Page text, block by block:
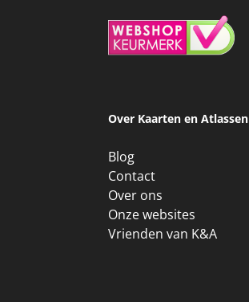
Over Kaarten en Atlassen
Blog
Contact
Over ons
Onze websites
Vrienden van K&A